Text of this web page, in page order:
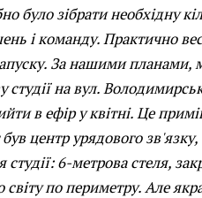
було зібрати необхідну
і команду. Практично
За нашими планами,
студії на вул.
в ефір у квітні. Це
центр урядового
6-метрова стеля,
світу по периметру. Але